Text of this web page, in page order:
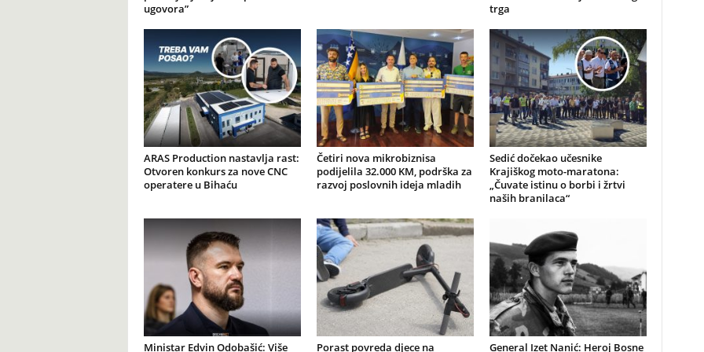
ugovora”
trga
ARAS Production nastavlja rast:
Otvoren konkurs za nove CNC
operatere u Bihaću
Četiri nova mikrobiznisa
podijelila 32.000 KM, podrška za
razvoj poslovnih ideja mladih
Sedić dočekao učesnike
Krajiškog moto-maratona:
„Čuvate istinu o borbi i žrtvi
naših branilaca“
Ministar Edvin Odobašić: Više Porast povreda djece na General Izet Nanić: Heroj Bosne